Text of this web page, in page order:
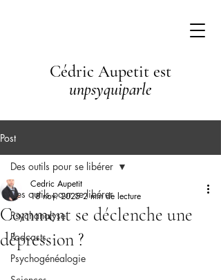
Cédric Aupetit est
unpsyquiparle
Post
Des outils pour se libérer
Psychanalyse
Podcasts
Psychogénéalogie
Des outils pour se libérer
Comment se déclenche une
dépression ?
Cedric Aupetit
18 nov. 2025 2 min de lecture